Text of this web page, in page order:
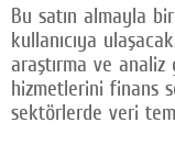
Facebook
Twitter
Bu satın almayla
kullanıcıya
araştırma ve
hizmetlerini finans
sektörlerde veri